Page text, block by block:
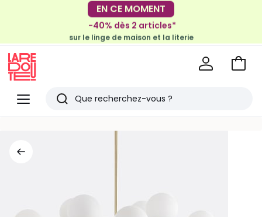
-30€ tous les 100€*
sur le meuble & la déco
-40% dès 2 articles*
sur le linge de maison et la literie
Menu
Redoute
Rechercher
Voir